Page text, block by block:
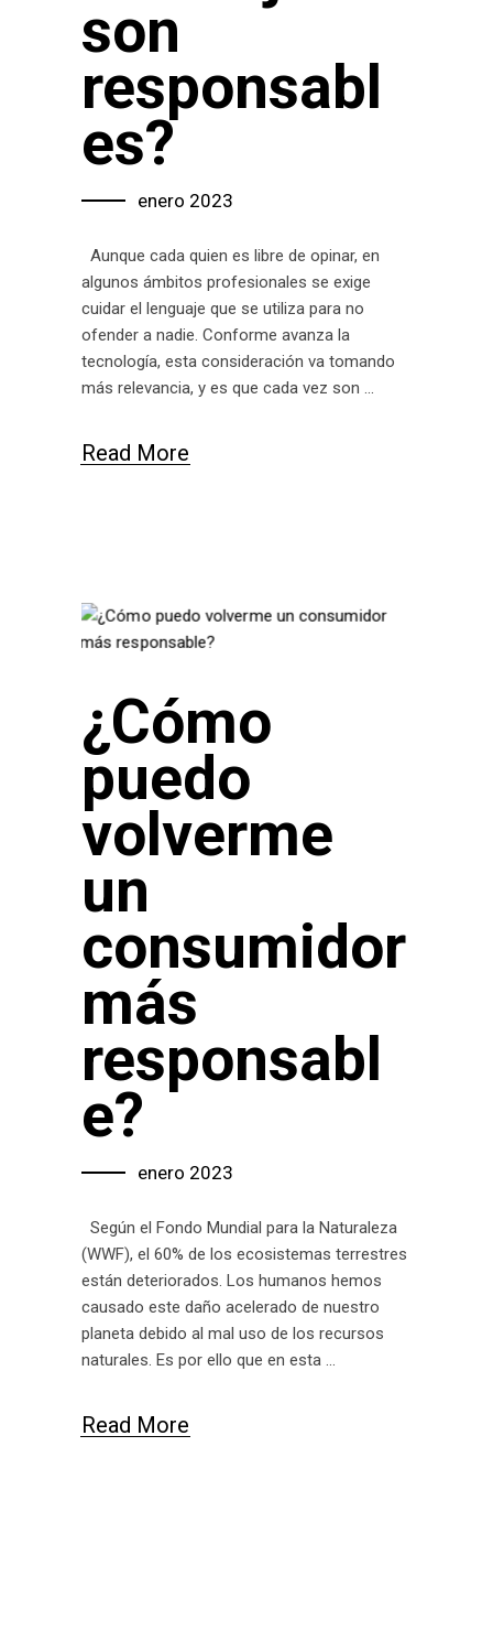
son
responsabl
es?
enero 2023
Aunque cada quien es libre de opinar, en
algunos ámbitos profesionales se exige
cuidar el lenguaje que se utiliza para no
ofender a nadie. Conforme avanza la
tecnología, esta consideración va tomando
más relevancia, y es que cada vez son
Read More
¿Cómo
puedo
volverme
un
consumidor
más
responsabl
e?
enero 2023
Según el Fondo Mundial para la Naturaleza
(WWF), el 60% de los ecosistemas terrestres
están deteriorados. Los humanos hemos
causado este daño acelerado de nuestro
planeta debido al mal uso de los recursos
naturales. Es por ello que en esta
Read More